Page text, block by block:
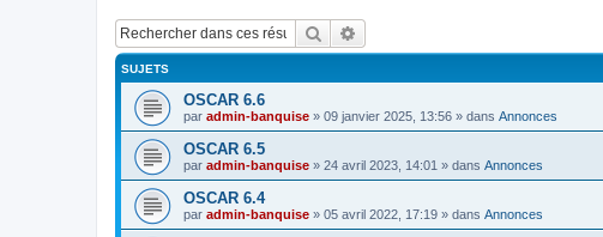
Rechercher
SUJETS
OSCAR 6.6
par admin-banquise » 09 janvier 2025, 13:56 » dans Annonces
OSCAR 6.5
par admin-banquise » 24 avril 2023, 14:01 » dans Annonces
OSCAR 6.4
par admin-banquise » 05 avril 2022, 17:19 » dans Annonces